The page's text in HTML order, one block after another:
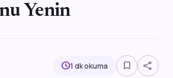
Yenin
schedule1 dk okuma bookmark_border share